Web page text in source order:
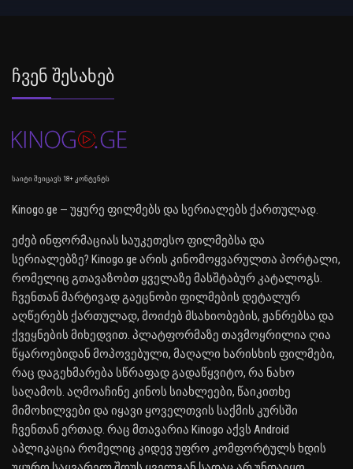
Ჩვენ Შესახებ
საიტი შეიცავს 18+ კონტენტს
Kinogo.ge — უყურე ფილმებს და სერიალებს ქართულად.
ეძებ ინფორმაციას საუკეთესო ფილმებსა და
სერიალებზე? Kinogo.ge არის კინომოყვარულთა პორტალი,
რომელიც გთავაზობთ ყველაზე მასშტაბურ კატალოგს.
ჩვენთან მარტივად გაეცნობი ფილმების დეტალურ
აღწერებს ქართულად, მოიძებ მსახიობების, ჟანრებსა და
ქვეყნების მიხედვით. პლატფორმაზე თავმოყრილია ღია
წყაროებიდან მოპოვებული, მაღალი ხარისხის ფილმები,
რაც დაგეხმარება სწრაფად გადაწყვიტო, რა ნახო
საღამოს. აღმოაჩინე კინოს სიახლეები, წაიკითხე
მიმოხილვები და იყავი ყოველთვის საქმის კურსში
ჩვენთან ერთად. რაც მთავარია Kinogo აქვს Android
აპლიკაცია რომელიც კიდევ უფრო კომფორტულს ხდის